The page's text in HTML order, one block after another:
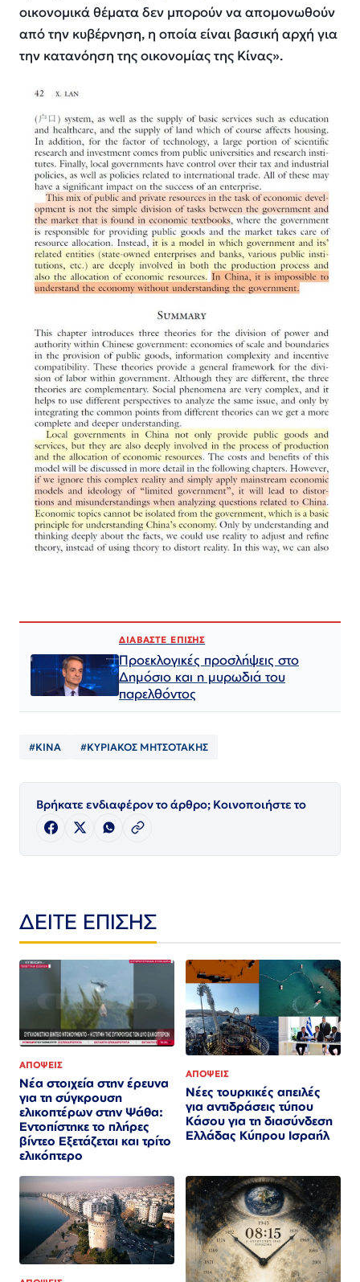
οικονομικά θέματα δεν μπορούν να απομονωθούν
από την κυβέρνηση, η οποία είναι βασική αρχή για
την κατανόηση της οικονομίας της Κίνας».
ΔΙΑΒΑΣΤΕ ΕΠΙΣΗΣ
Προεκλογικές προσλήψεις στο
Δημόσιο και η μυρωδιά του
παρελθόντος
#ΚΙΝΑ #ΚΥΡΙΑΚΟΣ ΜΗΤΣΟΤΑΚΗΣ
Βρήκατε ενδιαφέρον το άρθρο; Κοινοποιήστε το
ΔΕΙΤΕ ΕΠΙΣΗΣ
ΑΠΟΨΕΙΣ
Νέα στοιχεία στην έρευνα
για τη σύγκρουση
ελικοπτέρων στην Ψάθα:
Εντοπίστηκε το πλήρες
βίντεο Εξετάζεται και τρίτο
ελικόπτερο​​​​​​​​​​​​​​​​​​​​​​​​​​​​​​​​​​​​​​​​​​​​​​​​​​
ΑΠΟΨΕΙΣ
Νέες τουρκικές απειλές
για αντιδράσεις τύπου
Κάσου για τη διασύνδεση
Ελλάδας Κύπρου Ισραήλ